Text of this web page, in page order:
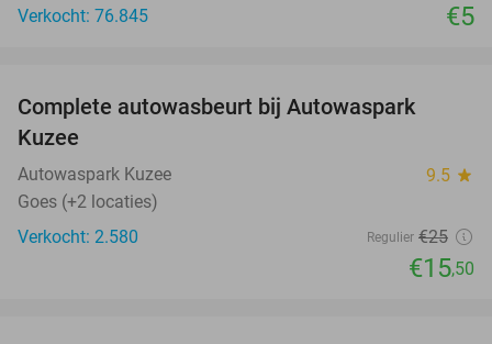
Verkocht: 76.845
€5
Complete autowasbeurt bij Autowaspark
Kuzee
Autowaspark Kuzee 9.5 star
Goes (+2 locaties)
Verkocht: 2.580
Regulier €25
€15,50